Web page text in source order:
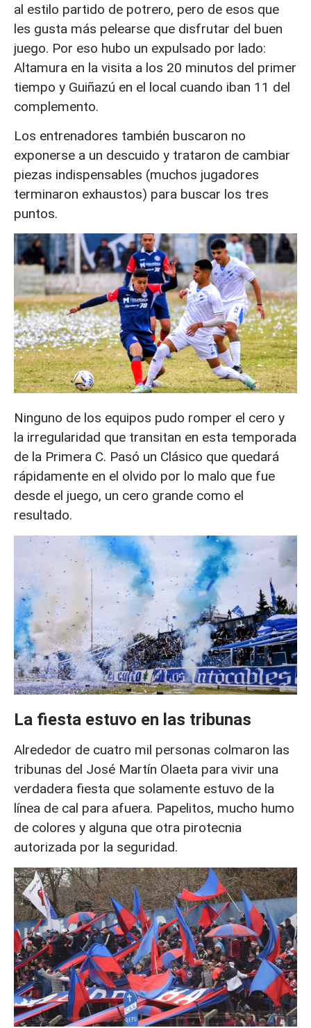
al estilo partido de potrero, pero de esos que
les gusta más pelearse que disfrutar del buen
juego. Por eso hubo un expulsado por lado:
Altamura en la visita a los 20 minutos del primer
tiempo y Guiñazú en el local cuando iban 11 del
complemento.
Los entrenadores también buscaron no
exponerse a un descuido y trataron de cambiar
piezas indispensables (muchos jugadores
terminaron exhaustos) para buscar los tres
puntos.
Ninguno de los equipos pudo romper el cero y
la irregularidad que transitan en esta temporada
de la Primera C. Pasó un Clásico que quedará
rápidamente en el olvido por lo malo que fue
desde el juego, un cero grande como el
resultado.
La fiesta estuvo en las tribunas
Alrededor de cuatro mil personas colmaron las
tribunas del José Martín Olaeta para vivir una
verdadera fiesta que solamente estuvo de la
línea de cal para afuera. Papelitos, mucho humo
de colores y alguna que otra pirotecnia
autorizada por la seguridad.